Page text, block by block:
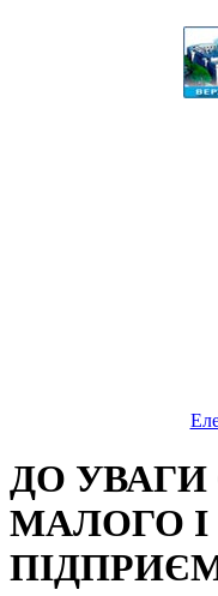
ДО УВАГИ
МАЛОГО